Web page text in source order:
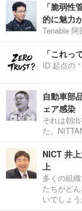
「脆弱
的に魅力
Tenable
「これっ
ID 起点の
自動車部
ェア感染
それは朝
た。
NICT 井
上
多くの組
たちがど
いでしょう